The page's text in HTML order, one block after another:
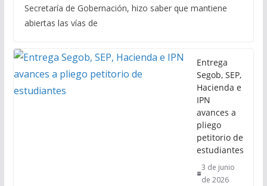
Secretaría de Gobernación, hizo saber que mantiene
abiertas las vías de
Entrega
Segob, SEP,
Hacienda e
IPN
avances a
pliego
petitorio de
estudiantes
3 de junio
de 2026